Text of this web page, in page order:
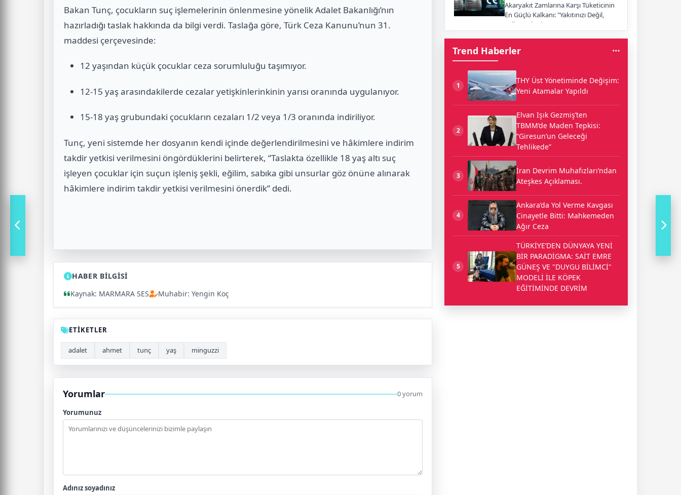
Bakan Tunç, çocukların suç işlemelerinin önlenmesine yönelik Adalet Bakanlığı’nın
hazırladığı taslak hakkında da bilgi verdi. Taslağa göre, Türk Ceza Kanunu’nun 31.
maddesi çerçevesinde:
12 yaşından küçük çocuklar ceza sorumluluğu taşımıyor.
12-15 yaş arasındakilerde cezalar yetişkinlerinkinin yarısı oranında uygulanıyor.
15-18 yaş grubundaki çocukların cezaları 1/2 veya 1/3 oranında indiriliyor.
Tunç, yeni sistemde her dosyanın kendi içinde değerlendirilmesini ve hâkimlere indirim
takdir yetkisi verilmesini öngördüklerini belirterek, “Taslakta özellikle 18 yaş altı suç
işleyen çocuklar için suçun işleniş şekli, eğilim, sabıka gibi unsurlar göz önüne alınarak
hâkimlere indirim takdir yetkisi verilmesini önerdik” dedi.
HABER BİLGİSİ
Kaynak: MARMARA SES
Muhabir: Yengin Koç
ETİKETLER
adalet ahmet tunç yaş minguzzi
Yorumlar 0 yorum
Yorumunuz
Adınız soyadınız
Akaryakıt Zamlarına Karşı Tüketicinin
En Güçlü Kalkanı: "Yakıtınızı Değil,
Yolları Tüketin"
Trend Haberler
1
THY Üst Yönetiminde Değişim:
Yeni Atamalar Yapıldı
2
Elvan Işık Gezmiş’ten
TBMM’de Maden Tepkisi:
“Giresun’un Geleceği
Tehlikede”
3
İran Devrim Muhafızları’ndan
Ateşkes Açıklaması.
4
Ankara’da Yol Verme Kavgası
Cinayetle Bitti: Mahkemeden
Ağır Ceza
5
TÜRKİYE’DEN DÜNYAYA YENİ
BİR PARADİGMA: SAİT EMRE
GÜNEŞ VE "DUYGU BİLİMCİ"
MODELİ İLE KÖPEK
EĞİTİMİNDE DEVRİM